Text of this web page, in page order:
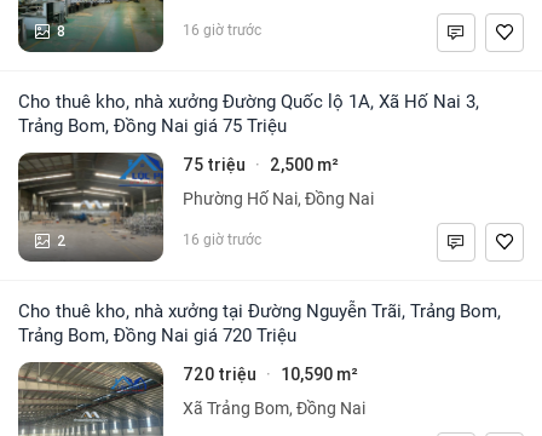
8 16 giờ trước
Cho thuê kho, nhà xưởng Đường Quốc lộ 1A, Xã Hố Nai 3,
Trảng Bom, Đồng Nai giá 75 Triệu
2
75 triệu · 2,500 m²
Phường Hố Nai, Đồng Nai
16 giờ trước
Cho thuê kho, nhà xưởng tại Đường Nguyễn Trãi, Trảng Bom,
Trảng Bom, Đồng Nai giá 720 Triệu
720 triệu · 10,590 m²
Xã Trảng Bom, Đồng Nai